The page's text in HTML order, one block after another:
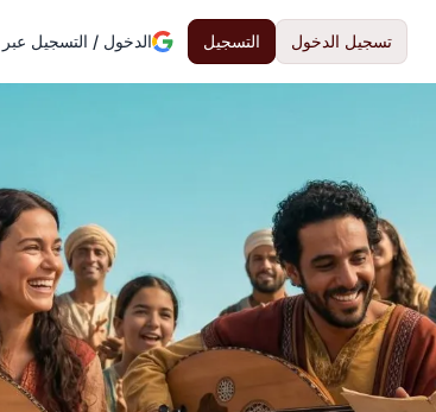
تسجيل الدخول التسجيل الدخول / التسجيل عبر Google